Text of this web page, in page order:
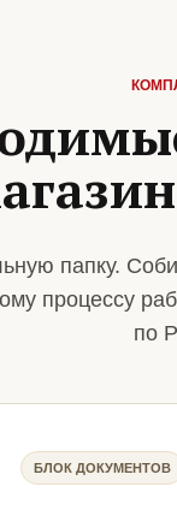
папку.
процессу
по
БЛОК ДОКУМЕНТОВ